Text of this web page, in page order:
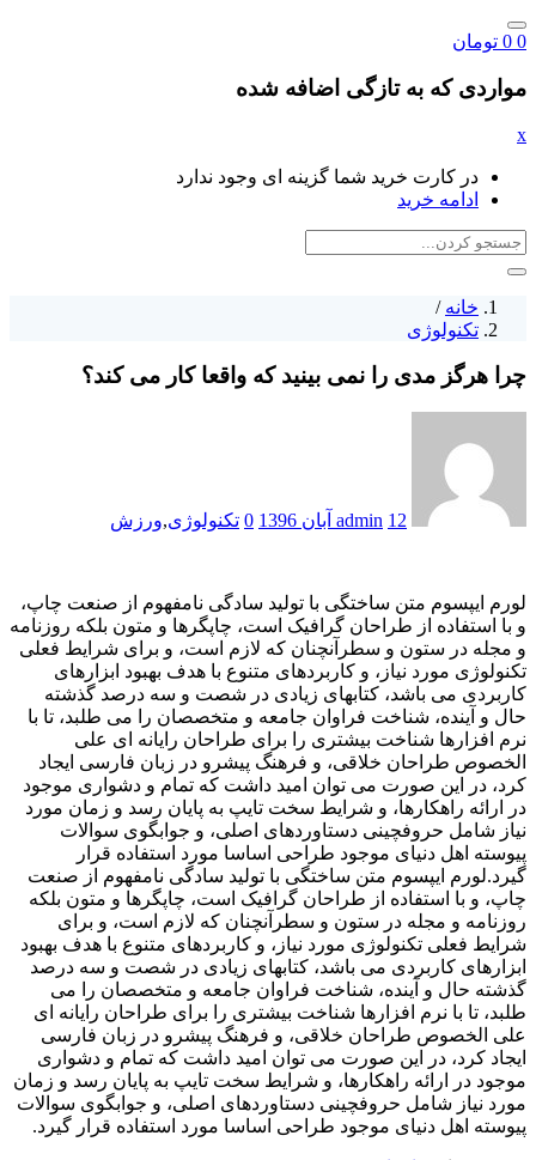
0
0 تومان
مواردی که به تازگی اضافه شده
x
در کارت خرید شما گزینه ای وجود ندارد
ادامه خرید
خانه /
تکنولوژی
چرا هرگز مدی را نمی بینید که واقعا کار می کند؟
admin 12 آبان 1396 0 تکنولوژی,ورزش
لورم ایپسوم متن ساختگی با تولید سادگی نامفهوم از صنعت چاپ،
و با استفاده از طراحان گرافیک است، چاپگرها و متون بلکه روزنامه
و مجله در ستون و سطرآنچنان که لازم است، و برای شرایط فعلی
تکنولوژی مورد نیاز، و کاربردهای متنوع با هدف بهبود ابزارهای
کاربردی می باشد، کتابهای زیادی در شصت و سه درصد گذشته
حال و آینده، شناخت فراوان جامعه و متخصصان را می طلبد، تا با
نرم افزارها شناخت بیشتری را برای طراحان رایانه ای علی
الخصوص طراحان خلاقی، و فرهنگ پیشرو در زبان فارسی ایجاد
کرد، در این صورت می توان امید داشت که تمام و دشواری موجود
در ارائه راهکارها، و شرایط سخت تایپ به پایان رسد و زمان مورد
نیاز شامل حروفچینی دستاوردهای اصلی، و جوابگوی سوالات
پیوسته اهل دنیای موجود طراحی اساسا مورد استفاده قرار
گیرد.لورم ایپسوم متن ساختگی با تولید سادگی نامفهوم از صنعت
چاپ، و با استفاده از طراحان گرافیک است، چاپگرها و متون بلکه
روزنامه و مجله در ستون و سطرآنچنان که لازم است، و برای
شرایط فعلی تکنولوژی مورد نیاز، و کاربردهای متنوع با هدف بهبود
ابزارهای کاربردی می باشد، کتابهای زیادی در شصت و سه درصد
گذشته حال و آینده، شناخت فراوان جامعه و متخصصان را می
طلبد، تا با نرم افزارها شناخت بیشتری را برای طراحان رایانه ای
علی الخصوص طراحان خلاقی، و فرهنگ پیشرو در زبان فارسی
ایجاد کرد، در این صورت می توان امید داشت که تمام و دشواری
موجود در ارائه راهکارها، و شرایط سخت تایپ به پایان رسد و زمان
مورد نیاز شامل حروفچینی دستاوردهای اصلی، و جوابگوی سوالات
پیوسته اهل دنیای موجود طراحی اساسا مورد استفاده قرار گیرد.